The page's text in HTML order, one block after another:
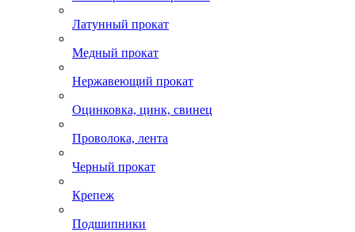
Латунный прокат
Медный прокат
Нержавеющий прокат
Оцинковка, цинк, свинец
Проволока, лента
Черный прокат
Крепеж
Подшипники